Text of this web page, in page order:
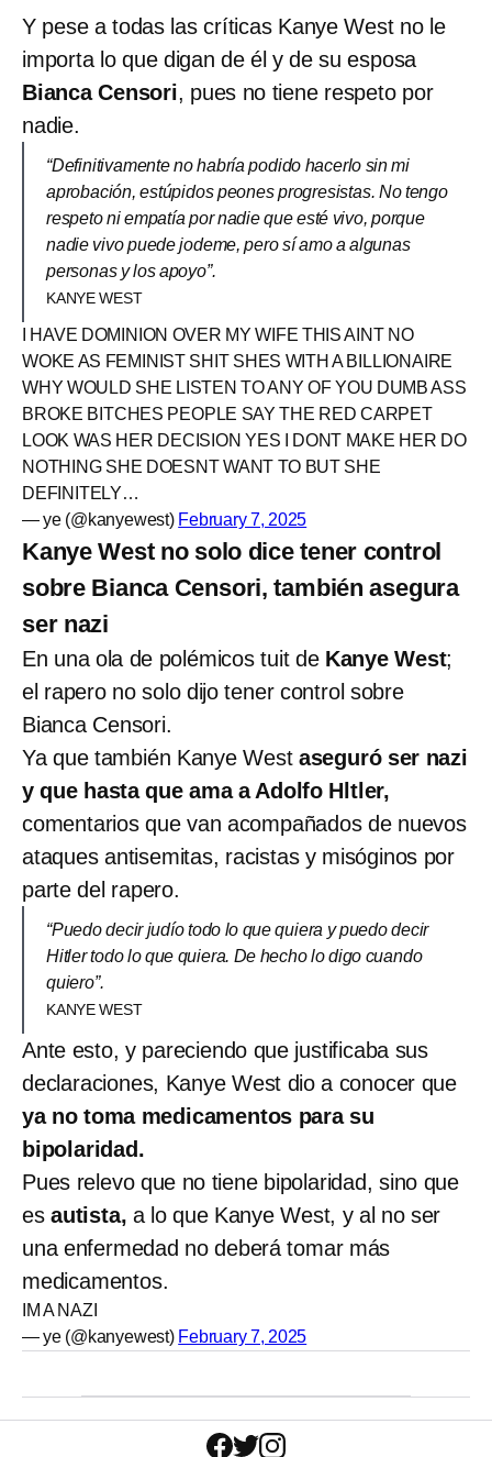
Y pese a todas las críticas Kanye West no le
importa lo que digan de él y de su esposa
Bianca Censori, pues no tiene respeto por
nadie.
“Definitivamente no habría podido hacerlo sin mi
aprobación, estúpidos peones progresistas. No tengo
respeto ni empatía por nadie que esté vivo, porque
nadie vivo puede jodeme, pero sí amo a algunas
personas y los apoyo”.
KANYE WEST
I HAVE DOMINION OVER MY WIFE THIS AINT NO
WOKE AS FEMINIST SHIT SHES WITH A BILLIONAIRE
WHY WOULD SHE LISTEN TO ANY OF YOU DUMB ASS
BROKE BITCHES PEOPLE SAY THE RED CARPET
LOOK WAS HER DECISION YES I DONT MAKE HER DO
NOTHING SHE DOESNT WANT TO BUT SHE
DEFINITELY…
— ye (@kanyewest) February 7, 2025
Kanye West no solo dice tener control
sobre Bianca Censori, también asegura
ser nazi
En una ola de polémicos tuit deKanye West;
el rapero no solo dijo tener control sobre
Bianca Censori.
Ya que también Kanye Westaseguró ser nazi
y que hasta que ama a Adolfo Hltler,
comentarios que van acompañados de nuevos
ataques antisemitas, racistas y misóginos por
parte del rapero.
“Puedo decir judío todo lo que quiera y puedo decir
Hitler todo lo que quiera. De hecho lo digo cuando
quiero”.
KANYE WEST
Ante esto, y pareciendo que justificaba sus
declaraciones, Kanye West dio a conocer que
ya no toma medicamentos para su
bipolaridad.
Pues relevo que no tiene bipolaridad, sino que
es autista, a lo que Kanye West, y al no ser
una enfermedad no deberá tomar más
medicamentos.
IM A NAZI
— ye (@kanyewest) February 7, 2025